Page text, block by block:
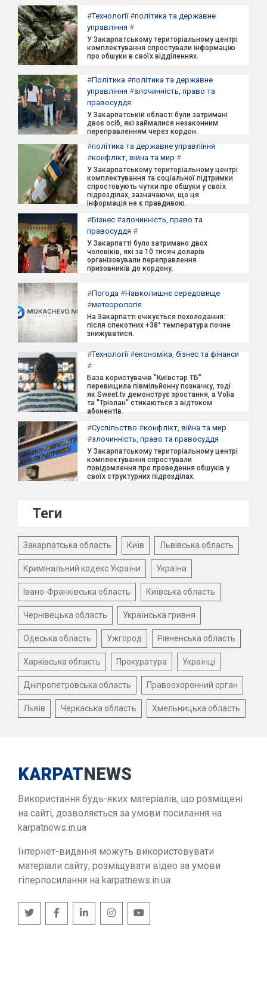
#Технології#політика та державне
управління #
У Закарпатському територіальному центрі
комплектування спростували інформацію
про обшуки в своїх відділеннях.
#Політика #політика та державне
управління #злочинність, право та
правосуддя
У Закарпатській області були затримані
двоє осіб, які займалися незаконним
переправленням через кордон.
#політика та державне управління
#конфлікт, війна та мир #
У Закарпатському територіальному центрі
комплектування та соціальної підтримки
спростовують чутки про обшуки у своїх
підрозділах, зазначаючи, що ця
інформація не є правдивою.
#Бізнес #злочинність, право та
правосуддя #
У Закарпатті було затримано двох
чоловіків, які за 10 тисяч доларів
організовували переправлення
призовників до кордону.
#Погода #Навколишнє середовище
#метеорологія
На Закарпатті очікується похолодання:
після спекотних +38° температура почне
знижуватися.
#Технології#економіка, бізнес та фінанси
#
База користувачів "Київстар ТБ"
перевищила півмільйонну позначку, тоді
як Sweet.tv демонструє зростання, а Volia
та "Тріолан" стикаються з відтоком
абонентів.
#Суспільство #конфлікт, війна та мир
#злочинність, право та правосуддя
У Закарпатському територіальному центрі
комплектування спростували
повідомлення про проведення обшуків у
своїх структурних підрозділах.
Теги
Закарпатська область Київ Львівська область
Кримінальний кодекс України Україна
Івано-Франківська область Київська область
Чернівецька область Українська гривня
Одеська область Ужгород Рівненська область
Харківська область Прокуратура Українці
Дніпропетровська область Правоохоронний орган
Львів Черкаська область Хмельницька область
KARPATNEWS
Використання будь-яких матеріалів, що розміщені
на сайті, дозволяється за умови посилання на
karpatnews.in.ua
Інтернет-видання можуть використовувати
матеріали сайту, розміщувати відео за умови
гіперпосилання на karpatnews.in.ua